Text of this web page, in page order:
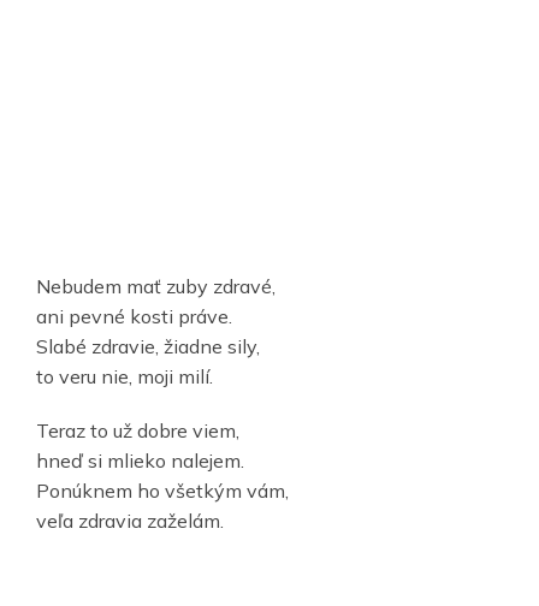
Nebudem mať zuby zdravé,
ani pevné kosti práve.
Slabé zdravie, žiadne sily,
to veru nie, moji milí.
Teraz to už dobre viem,
hneď si mlieko nalejem.
Ponúknem ho všetkým vám,
veľa zdravia zaželám.